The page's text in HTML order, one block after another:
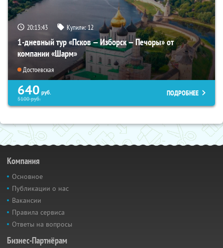
20:13:42 Купили:12
1-дневный тур «Псков — Изборск — Печоры» от
компании «Шарм»
Достоевская
640 руб.
5100руб.
ПОДРОБНЕЕ
Компания
Основное
Публикации о нас
Вакансии
Правила сервиса
Ответы на вопросы
Бизнес-Партнёрам